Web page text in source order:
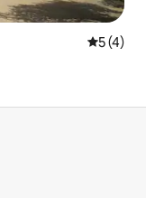
從 4 則評
5 (4)